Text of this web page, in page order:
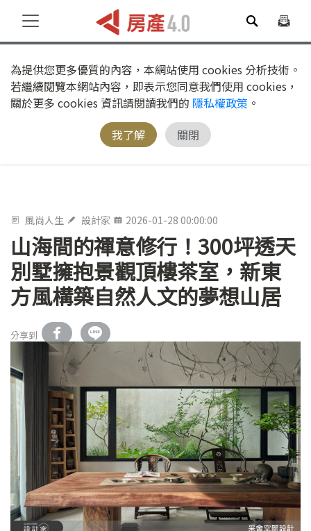
為提供您更多優質的內容，本網站使用 cookies 分析技術。
若繼續閱覽本網站內容，即表示您同意我們使用 cookies，
關於更多 cookies 資訊請閱讀我們的 隱私權政策 。
我了解
關閉
風尚人生 設計家 2026-01-28 00:00:00
山海間的禪意修行！300坪透天
別墅擁抱景觀頂樓茶室，新東
方風構築自然人文的夢想山居
分享到